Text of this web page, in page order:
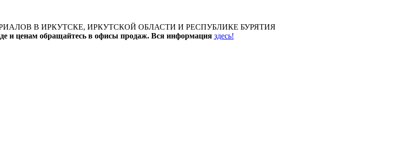
В ИРКУТСКЕ, ИРКУТСКОЙ ОБЛАСТИ И РЕСПУБЛИКЕ БУРЯТИЯ
и ценам обращайтесь в офисы продаж. Вся информация здесь!